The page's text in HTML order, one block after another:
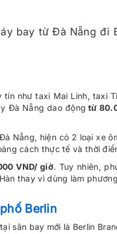
bay từ Đà Nẵng đi
như taxi Mai Linh, taxi
Đà Nẵng dao động từ
Nẵng, hiện có 2 loại xe
cách thực tế và thời
VND/ giờ. Tuy nhiên,
thay vì dùng làm
Berlin
sân bay mới là Berlin